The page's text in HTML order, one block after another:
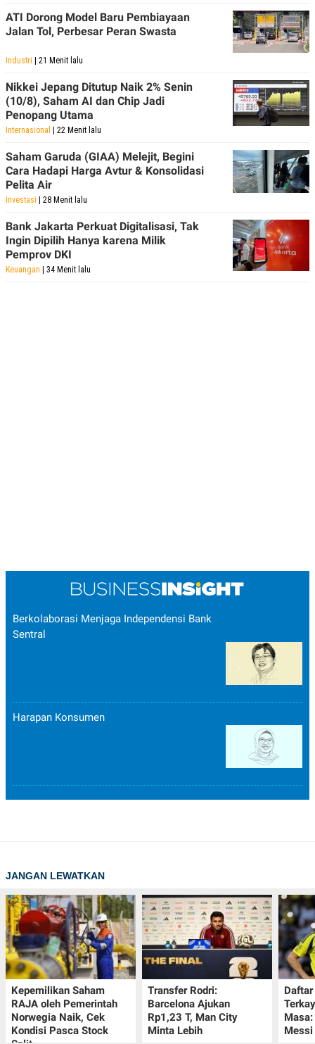
ATI Dorong Model Baru Pembiayaan
Jalan Tol, Perbesar Peran Swasta
Industri | 21 Menit lalu
Nikkei Jepang Ditutup Naik 2% Senin
(10/8), Saham AI dan Chip Jadi
Penopang Utama
Internasional | 22 Menit lalu
Saham Garuda (GIAA) Melejit, Begini
Cara Hadapi Harga Avtur & Konsolidasi
Pelita Air
Investasi | 28 Menit lalu
Bank Jakarta Perkuat Digitalisasi, Tak
Ingin Dipilih Hanya karena Milik
Pemprov DKI
Keuangan | 34 Menit lalu
Berkolaborasi Menjaga Independensi Bank
Sentral
Harapan Konsumen
JANGAN LEWATKAN
Kepemilikan Saham
RAJA oleh Pemerintah
Norwegia Naik, Cek
Kondisi Pasca Stock
Transfer Rodri:
Barcelona Ajukan
Rp1,23 T, Man City
Minta Lebih
Messi